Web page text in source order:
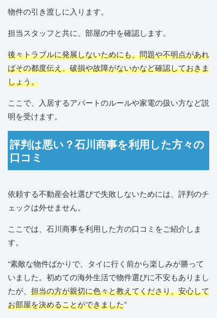
物件の引き渡しに入ります。
担当スタッフと共に、部屋の中を確認します。
後々トラブルに発展しないためにも、問題や不明点があれ
ばその都度伝え、破損や故障がないかなど確認しておきま
しょう。
ここで、入居するアパートのルールや家電の扱い方など説
明を受けます。
評判は悪い？石川商事を利用した方々の
口コミ
依頼する不動産会社選びで失敗しないためには、評判のチ
ェックは外せません。
ここでは、石川商事を利用した方の口コミをご紹介しま
す。
“素敵な物件ばかりで、タイに行く前から楽しみが勝って
いました。初めての海外生活で物件選びに不安もありまし
たが、 担当の方が親切に色々と教えてくださり、安心して
お部屋を決めることができました”